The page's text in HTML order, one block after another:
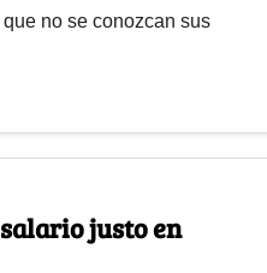
no se conozcan sus
justo en